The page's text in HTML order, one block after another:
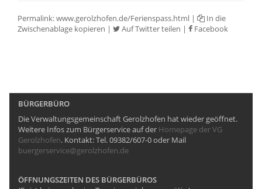
Permalink:www.gerolzhofen.de/Ferienspass.html |
In die
Zwischenablage kopieren | Auf Twitter teilen | Facebook
BÜRGERBÜRO
Die Verwaltungsgemeinschaft Gerolzhofen hat wieder geöffnet.
Weitere Infos zum Bürgerservice auf der Homepage der VG
Gerolzhofen. Kontakt: Tel. 09382/607-0 oder Mail
buergerservice@gerolzhofen.de
ÖFFNUNGSZEITEN DES BÜRGERBÜROS